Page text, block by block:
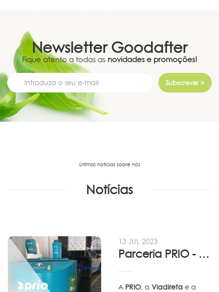
Newsletter Goodafter
Fique atento a todas as novidades e promoções!
Subscrever >
Últimas notícias sobre nós
Notícias
13 JUL 2023
Parceria PRIO - Viadireta - Goodafter...
A PRIO, aViadireta e a